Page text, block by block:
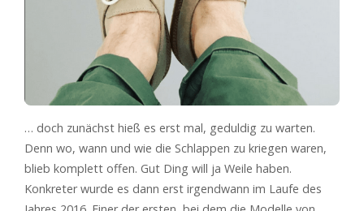
… doch zunächst hieß es erst mal, geduldig zu warten.
Denn wo, wann und wie die Schlappen zu kriegen waren,
blieb komplett offen. Gut Ding will ja Weile haben.
Konkreter wurde es dann erst irgendwann im Laufe des